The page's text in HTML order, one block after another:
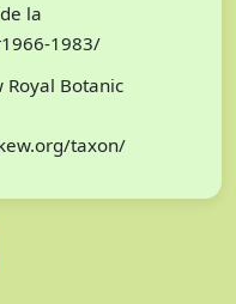
la
1983/
Royal Botanic
taxon/